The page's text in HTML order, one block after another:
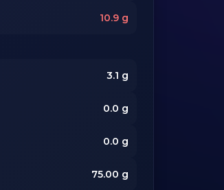
10.9 g
3.1 g
0.0 g
0.0 g
75.00 g